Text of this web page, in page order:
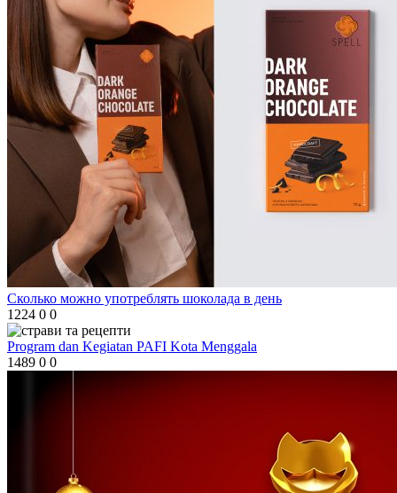
Сколько можно употреблять шоколада в день
1224 0 0
Program dan Kegiatan PAFI Kota Menggala
1489 0 0